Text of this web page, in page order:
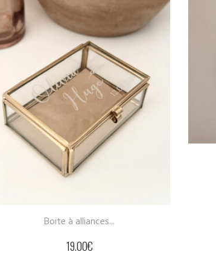
Suspension couronne olivier...